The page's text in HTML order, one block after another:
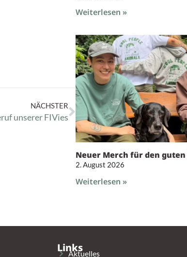
NÄCHSTER
unserer FIVies
Weiterlesen »
Neuer Merch für den
2. August 2026
Weiterlesen »
Links
Aktuelles